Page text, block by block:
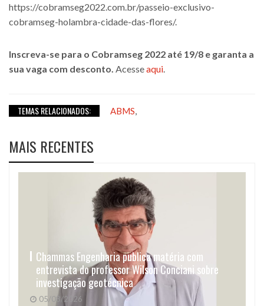
https://cobramseg2022.com.br/passeio-exclusivo-
cobramseg-holambra-cidade-das-flores/.
Inscreva-se para o Cobramseg 2022 até 19/8 e garanta a
sua vaga com desconto. Acesseaqui
TEMAS RELACIONADOS: ABMS
MAIS RECENTES
Chammas Engenharia publica matéria com
entrevista do professor Wilson Conciani sobre
investigação geotécnica
05/08/2026